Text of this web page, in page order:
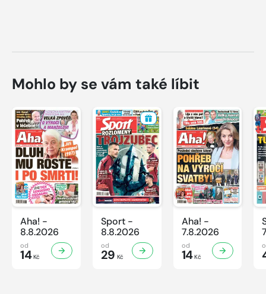
Mohlo by se vám také líbit
Aha! -
8.8.2026
od
14Kč
Sport -
8.8.2026
od
29 Kč
Aha! -
7.8.2026
od
14Kč